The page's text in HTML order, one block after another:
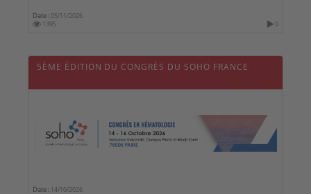
Date :05/11/2026
1395
0
5ÈME ÉDITION DU CONGRÈS DU SOHO FRANCE
Date : 14/10/2026